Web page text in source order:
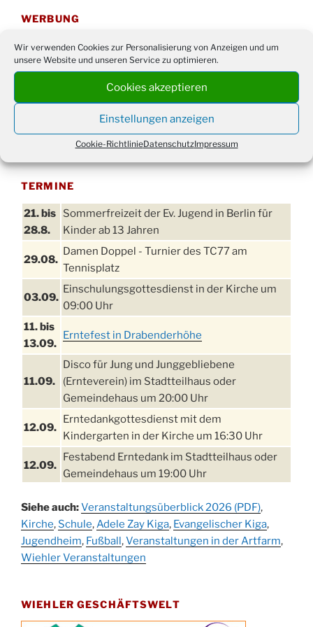
Wir verwenden Cookies zur Personalisierung von Anzeigen und um
unsere Website und unseren Service zu optimieren.
Cookies akzeptieren
Einstellungen anzeigen
Cookie-RichtlinieDatenschutzImpressum
WERBUNG
TERMINE
21. bis
28.8.
Sommerfreizeit der Ev. Jugend in Berlin für
Kinder ab 13 Jahren
29.08.
Damen Doppel - Turnier des TC77 am
Tennisplatz
03.09.
Einschulungsgottesdienst in der Kirche um
09:00 Uhr
11. bis
13.09.
Erntefest in Drabenderhöhe
11.09.
Disco für Jung und Junggebliebene
(Ernteverein) im Stadtteilhaus oder
Gemeindehaus um 20:00 Uhr
12.09.
Erntedankgottesdienst mit dem
Kindergarten in der Kirche um 16:30 Uhr
12.09.
Festabend Erntedank im Stadtteilhaus oder
Gemeindehaus um 19:00 Uhr
13.09.
Stadtteilhaus um 14:00 Uhr
19.09.
Schlagerabend im Stadtteilhaus
Drabenderhöhe
Kinderbibeltag im Ev. Gemeindehaus von 10-
Siehe auch:Veranstaltungsüberblick 2026 (PDF),
Kirche, Schule,Adele Zay Kiga, Evangelischer Kiga,
Jugendheim, Fußball,Veranstaltungen in der Artfarm,
Wiehler Veranstaltungen
WIEHLER GESCHÄFTSWELT